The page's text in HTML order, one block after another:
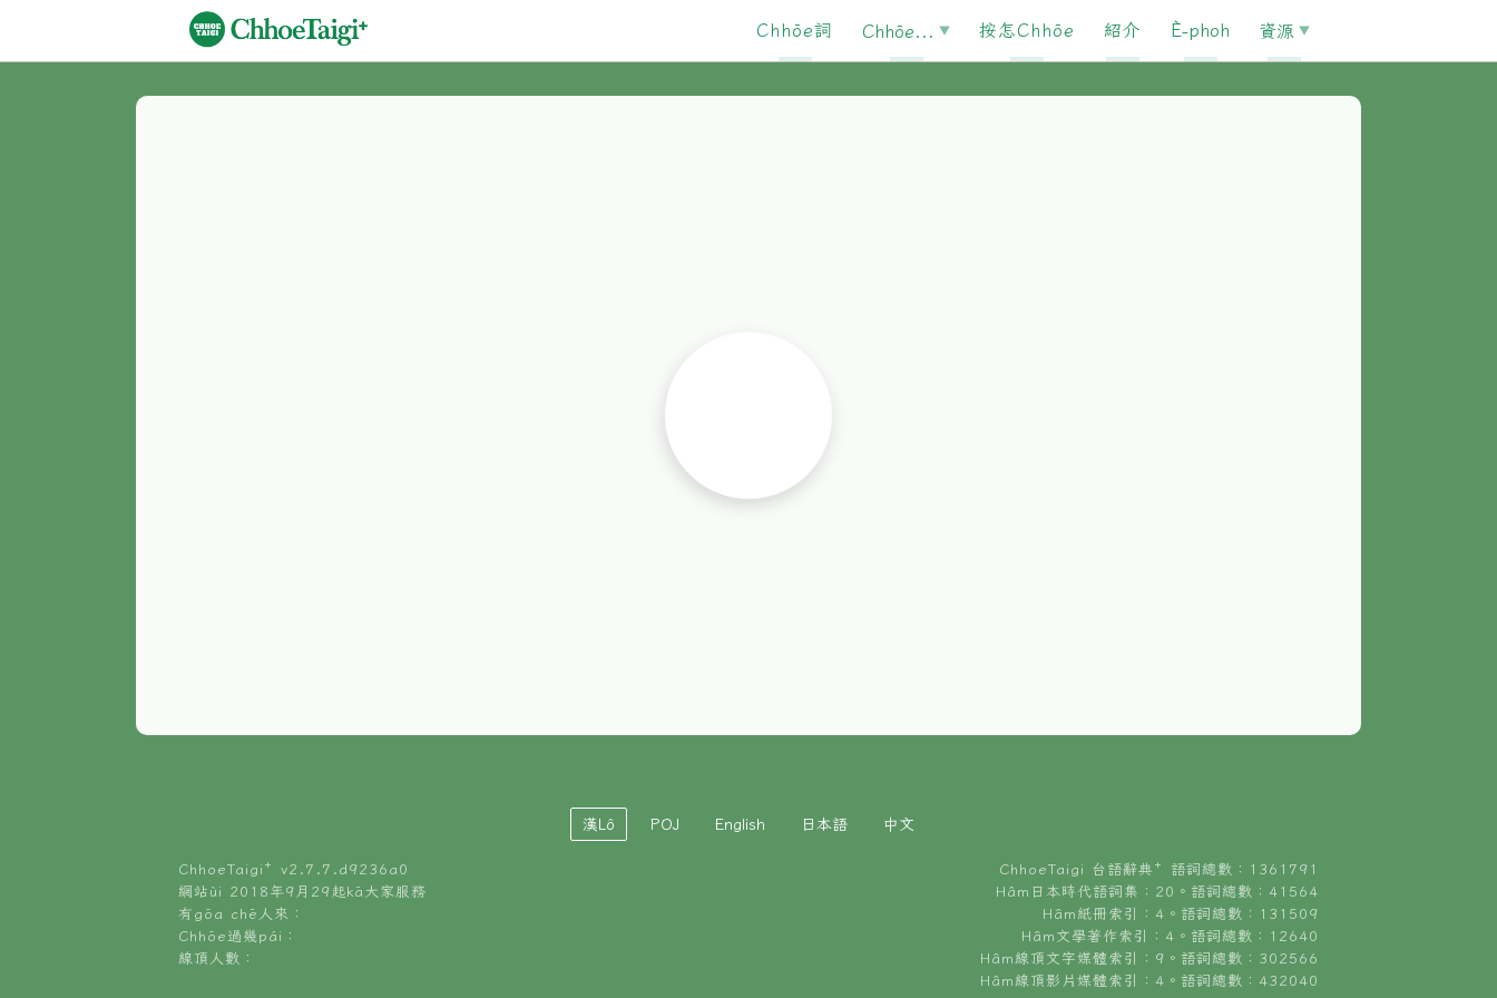
Chhōe詞 Chhōe... 按怎Chhōe 紹介 È-phoh 資源
漢Lô POJ English 日本語 中文
ChhoeTaigi⁺ v2.7.7.d9236a0
網站ùi 2018年9月29起kā大家服務
有gōa chē人來：
Chhōe過幾pái：
線頂人數：
ChhoeTaigi 台語辭典⁺ 語詞總數：1361791
Hâm日本時代語詞集：20。語詞總數：41564
Hâm紙冊索引：4。語詞總數：131509
Hâm文學著作索引：4。語詞總數：12640
Hâm線頂文字媒體索引：9。語詞總數：302566
Hâm線頂影片媒體索引：4。語詞總數：432040